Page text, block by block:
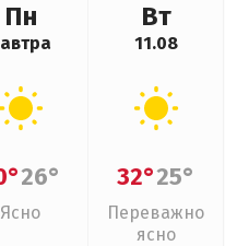
Пн
26°
Ясно
Вт
11.08
32°25°
Переважно
ясно